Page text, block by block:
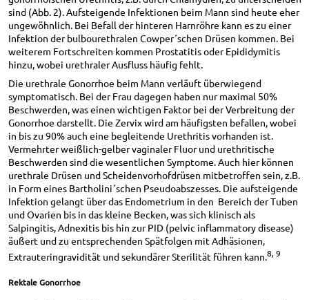
sind (Abb. 2). Aufsteigende Infektionen beim Mann sind heute eher
ungewöhnlich. Bei Befall der hinteren Harnröhre kann es zu einer
Infektion der bulbourethralen Cowper´schen Drüsen kommen. Bei
weiterem Fortschreiten kommen Prostatitis oder Epididymitis
hinzu, wobei urethraler Ausfluss häufig fehlt.
Die urethrale Gonorrhoe beim Mann verläuft überwiegend
symptomatisch. Bei der Frau dagegen haben nur maximal 50%
Beschwerden, was einen wichtigen Faktor bei der Verbreitung der
Gonorrhoe darstellt. Die Zervix wird am häufigsten befallen, wobei
in bis zu 90% auch eine begleitende Urethritis vorhanden ist.
Vermehrter weißlich-gelber vaginaler Fluor und urethritische
Beschwerden sind die wesentlichen Symptome. Auch hier können
urethrale Drüsen und Scheidenvorhofdrüsen mitbetroffen sein, z.B.
in Form eines Bartholini´schen Pseudoabszesses. Die aufsteigende
Infektion gelangt über das Endometrium in den Bereich der Tuben
und Ovarien bis in das kleine Becken, was sich klinisch als
Salpingitis, Adnexitis bis hin zur PID (pelvic inflammatory disease)
äußert und zu entsprechenden Spätfolgen mit Adhäsionen,
Extrauteringravidität und sekundärer Sterilität führen kann.8, 9
Rektale Gonorrhoe